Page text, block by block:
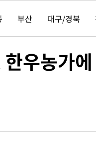
경북 권리당원 투표 김민석
구 권리당원 투표 정청래
협회 성 접대 의혹 심판 조사"
톨루카전 68분만 뛰고 슈팅 0개
드리드 입단식…'전례 없는
부산 대구/경북
우농가